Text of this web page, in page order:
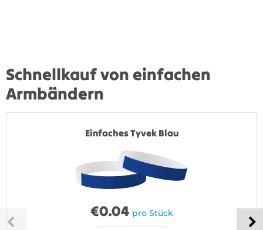
Schnellkauf von einfachen
Armbändern
Einfaches Tyvek Blau
€0.04 pro Stück